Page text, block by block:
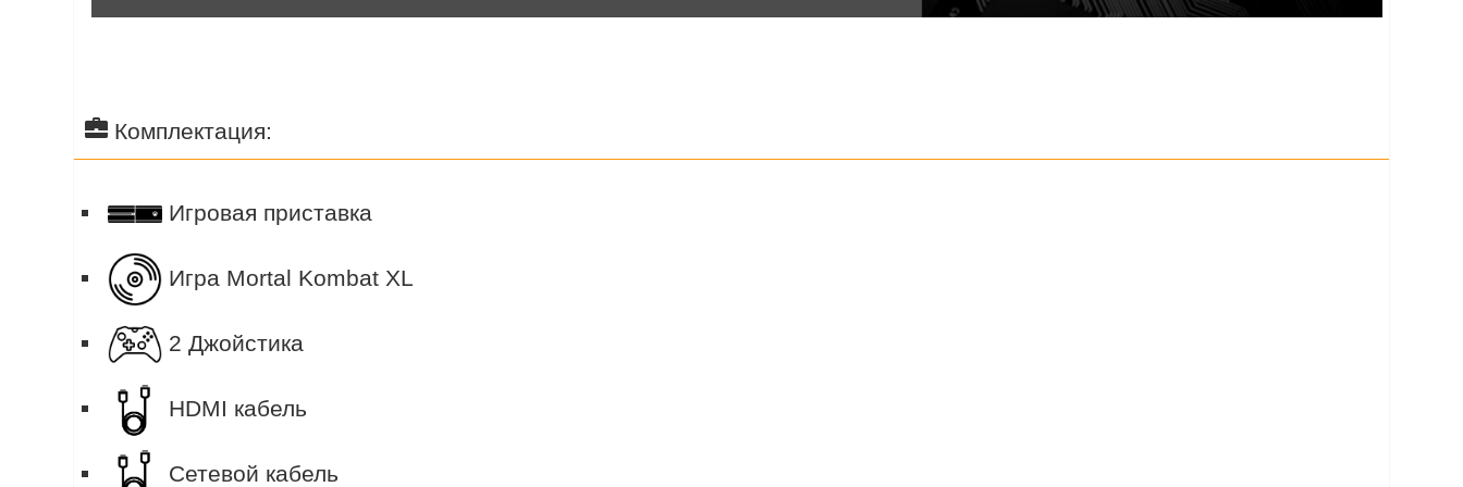
Комплектация:
Игровая приставка
Игра Mortal Kombat XL
2 Джойстика
HDMI кабель
Сетевой кабель